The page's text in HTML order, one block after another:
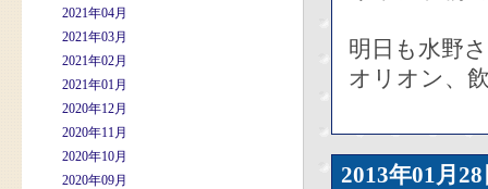
2021年04月
2021年03月
2021年02月
2021年01月
2020年12月
2020年11月
2020年10月
2020年09月
明日も水野
オリオン、
2013年01